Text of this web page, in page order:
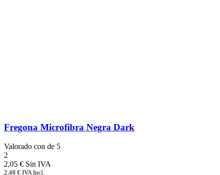
Fregona Microfibra Negra Dark
Valorado con de 5
2
2,05 €
2,48 € IVA Incl.